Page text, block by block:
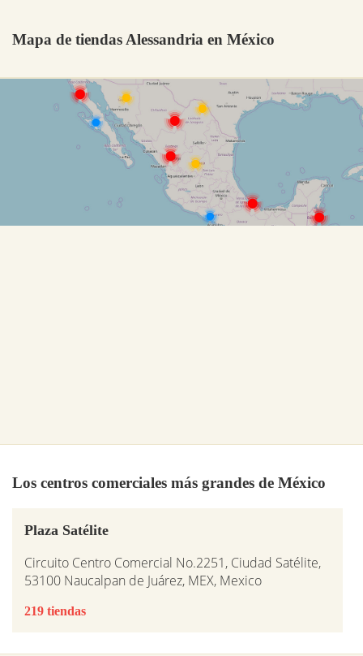
Mapa de tiendas Alessandria en México
Los centros comerciales más grandes de México
Plaza Satélite
Circuito Centro Comercial No.2251, Ciudad Satélite,
53100 Naucalpan de Juárez, MEX, Mexico
219 tiendas